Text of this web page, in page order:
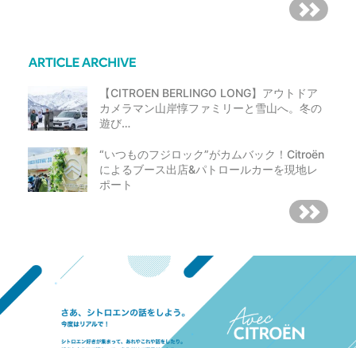
【CITROEN BERLINGO LONG】アウトドア
カメラマン山岸惇ファミリーと雪山へ。冬の
遊び…
“いつものフジロック”がカムバック！Citroën
によるブース出店&パトロールカーを現地レ
ポート